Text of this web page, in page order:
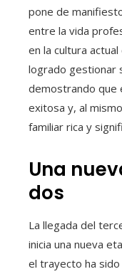
pone de
entre la vida
en la cultura
logrado gestionar
demostrando que
exitosa y, al
familiar rica y
Una
dos
La llegada del
inicia una nueva
el trayecto ha